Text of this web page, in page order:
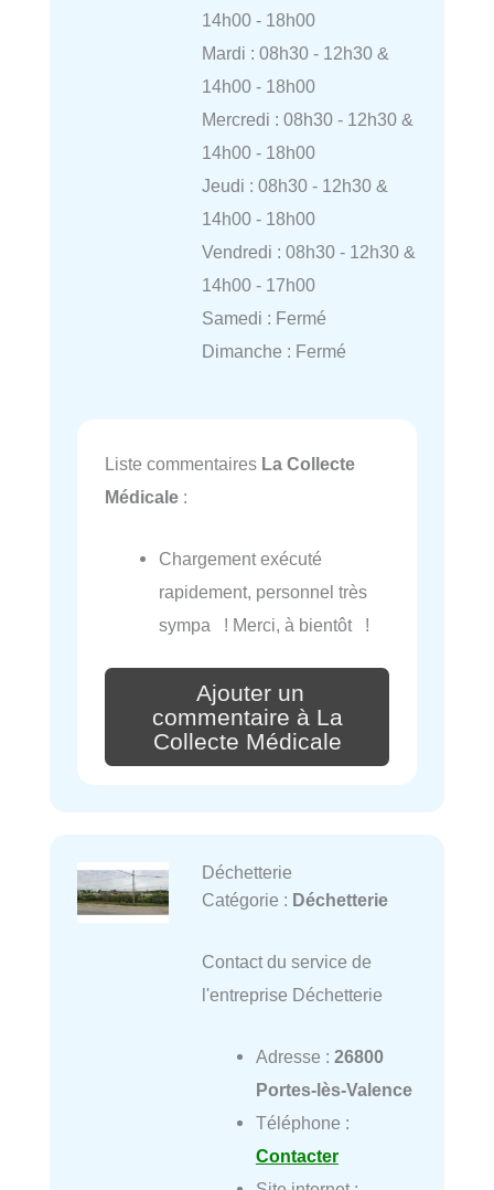
14h00 - 18h00
Mardi : 08h30 - 12h30 &
14h00 - 18h00
Mercredi : 08h30 - 12h30 &
14h00 - 18h00
Jeudi : 08h30 - 12h30 &
14h00 - 18h00
Vendredi : 08h30 - 12h30 &
14h00 - 17h00
Samedi : Fermé
Dimanche : Fermé
Liste commentaires La Collecte
Médicale :
Chargement exécuté
rapidement, personnel très
sympa ! Merci, à bientôt !
Ajouter un
commentaire à La
Collecte Médicale
Déchetterie
Catégorie : Déchetterie
Contact du service de
l'entreprise Déchetterie
Adresse : 26800
Portes-lès-Valence
Téléphone :
Contacter